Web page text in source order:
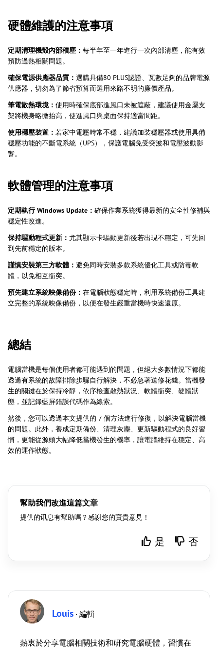
硬體維護的注意事項
定期清理機殼內部積塵： 每半年至一年進行一次內部清塵，能有效
預防過熱相關問題。
確保電源供應器品質： 選購具備80 PLUS認證、瓦數足夠的品牌電源
供應器，切勿為了節省預算而選用來路不明的廉價產品。
筆電散熱環境： 使用時確保底部進風口未被遮蔽，建議使用金屬支
架將機身略微抬高，使進風口與桌面保持適當間距。
使用穩壓裝置： 若家中電壓時常不穩，建議加裝穩壓器或使用具備
穩壓功能的不斷電系統（UPS），保護電腦免受突波和電壓波動影
響。
軟體管理的注意事項
定期執行 Windows Update： 確保作業系統獲得最新的安全性修補與
穩定性改進。
保持驅動程式更新： 尤其顯示卡驅動更新後若出現不穩定，可先回
到先前穩定的版本。
謹慎安裝第三方軟體： 避免同時安裝多款系統優化工具或防毒軟
體，以免相互衝突。
預先建立系統映像備份： 在電腦狀態穩定時，利用系統備份工具建
立完整的系統映像備份，以便在發生嚴重當機時快速還原。
總結
電腦當機是每個使用者都可能遇到的問題，但絕大多數情況下都能
透過有系統的故障排除步驟自行解決，不必急著送修花錢。當機發
生的關鍵在於保持冷靜，依序檢查散熱狀況、軟體衝突、硬體狀
態，並記錄藍屏錯誤代碼作為線索。
然後，您可以透過本文提供的 7 個方法進行修復，以解決電腦當機
的問題。此外，養成定期備份、清理灰塵、更新驅動程式的良好習
慣，更能從源頭大幅降低當機發生的機率，讓電腦維持在穩定、高
效的運作狀態。
幫助我們改進這篇文章
提供的讯息有幫助嗎？感謝您的寶貴意見！
是 否
Louis · 編輯
熱衷於分享電腦相關技術和研究電腦硬體，習慣在